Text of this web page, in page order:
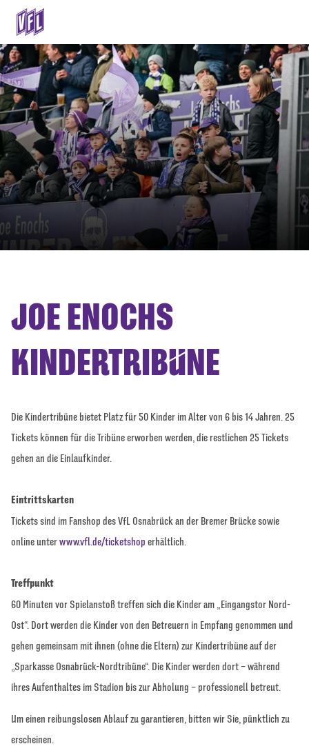
JOE ENOCHS
KINDERTRIBÜNE
Die Kindertribüne bietet Platz für 50 Kinder im Alter von 6 bis 14 Jahren. 25
Tickets können für die Tribüne erworben werden, die restlichen 25 Tickets
gehen an die Einlaufkinder.
Eintrittskarten
Tickets sind im Fanshop des VfL Osnabrück an der Bremer Brücke sowie
online unterwww.vfl.de/ticketshop erhältlich.
Treffpunkt
60 Minuten vor Spielanstoß treffen sich die Kinder am „Eingangstor Nord-
Ost“. Dort werden die Kinder von den Betreuern in Empfang genommen und
gehen gemeinsam mit ihnen (ohne die Eltern) zur Kindertribüne auf der
„Sparkasse Osnabrück-Nordtribüne“. Die Kinder werden dort – während
ihres Aufenthaltes im Stadion bis zur Abholung – professionell betreut.
Um einen reibungslosen Ablauf zu garantieren, bitten wir Sie, pünktlich zu
erscheinen.